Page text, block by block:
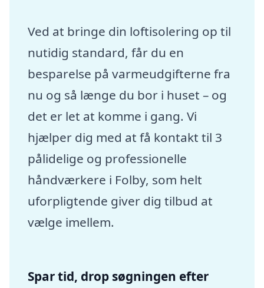
Ved at bringe din loftisolering op til
nutidig standard, får du en
besparelse på varmeudgifterne fra
nu og så længe du bor i huset – og
det er let at komme i gang. Vi
hjælper dig med at få kontakt til 3
pålidelige og professionelle
håndværkere i Folby, som helt
uforpligtende giver dig tilbud at
vælge imellem.
Spar tid, drop søgningen efter